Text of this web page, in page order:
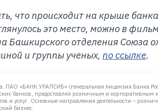
что происходит на крыше
это место, можно в
Башкирского отделения Союза
и группы ученых, по ссылке.
ПАО «БАНК УРАЛСИБ» (генеральная лицензия Банка
банков, предоставляя розничным и корпоративным
и услуг. Основные направления деятельности –
бизнес.